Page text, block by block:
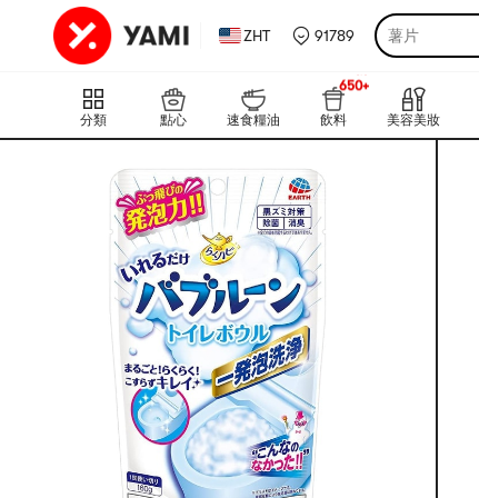
ZHT 91789 薯片
分類 點心 速食糧油 飲料
650+
上新
650+
美容美妝